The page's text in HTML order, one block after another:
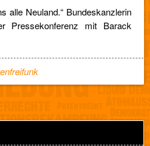
alle Neuland.“ Bundeskanzlerin
Pressekonferenz mit Barack